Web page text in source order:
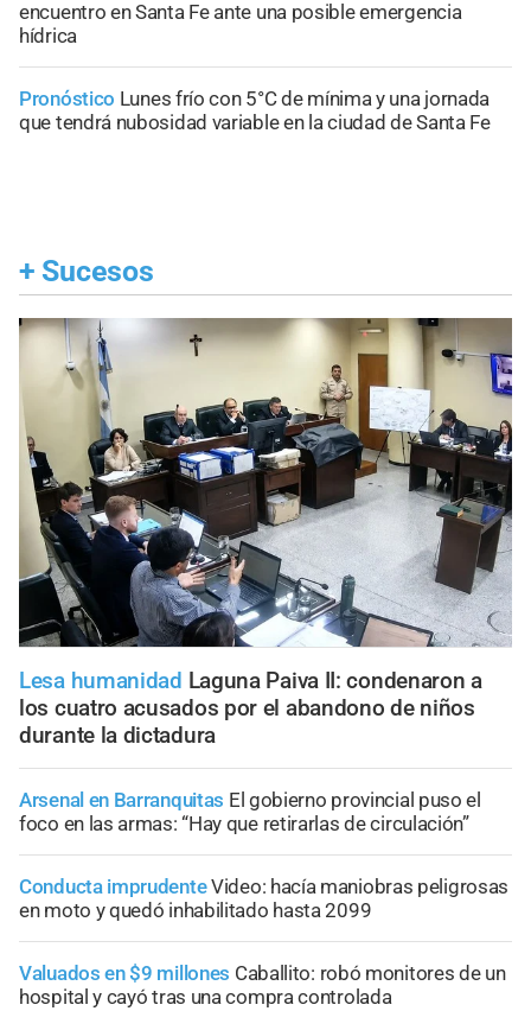
encuentro en Santa Fe ante una posible emergencia
hídrica
Pronóstico Lunes frío con 5°C de mínima y una jornada
que tendrá nubosidad variable en la ciudad de Santa Fe
+ Sucesos
Lesa humanidad Laguna Paiva II: condenaron a
los cuatro acusados por el abandono de niños
durante la dictadura
Arsenal en Barranquitas El gobierno provincial puso el
foco en las armas: “Hay que retirarlas de circulación”
Conducta imprudenteVideo: hacía maniobras peligrosas
en moto y quedó inhabilitado hasta 2099
Valuados en $9 millones Caballito: robó monitores de un
hospital y cayó tras una compra controlada